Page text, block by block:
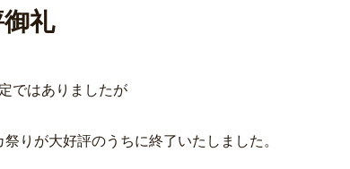
礼
ではありましたが
りが大好評のうちに終了いたしました。